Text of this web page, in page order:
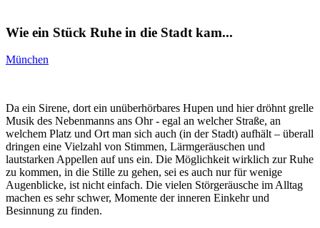
Wie ein Stück Ruhe in die Stadt kam...
München
Da ein Sirene, dort ein unüberhörbares Hupen und hier dröhnt grelle
Musik des Nebenmanns ans Ohr - egal an welcher Straße, an
welchem Platz und Ort man sich auch (in der Stadt) aufhält – überall
dringen eine Vielzahl von Stimmen, Lärmgeräuschen und
lautstarken Appellen auf uns ein. Die Möglichkeit wirklich zur Ruhe
zu kommen, in die Stille zu gehen, sei es auch nur für wenige
Augenblicke, ist nicht einfach. Die vielen Störgeräusche im Alltag
machen es sehr schwer, Momente der inneren Einkehr und
Besinnung zu finden.